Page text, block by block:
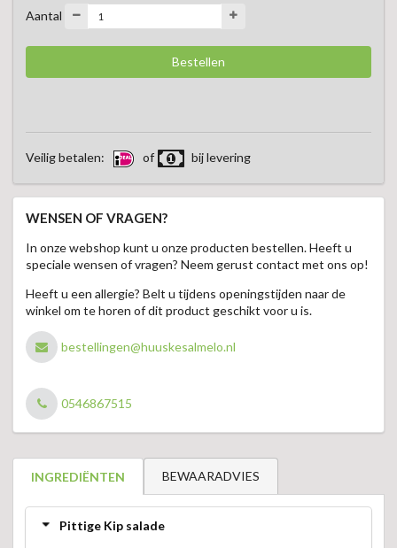
Aantal
Veilig betalen: of bij levering
WENSEN OF VRAGEN?
In onze webshop kunt u onze producten bestellen. Heeft u
speciale wensen of vragen? Neem gerust contact met ons op!
Heeft u een allergie? Belt u tijdens openingstijden naar de
winkel om te horen of dit product geschikt voor u is.
bestellingen@huuskesalmelo.nl
0546867515
INGREDIËNTEN BEWAARADVIES
Pittige Kip salade